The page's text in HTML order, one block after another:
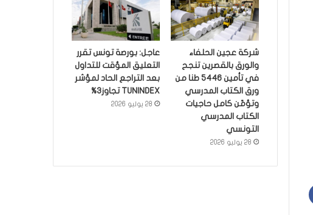
شركة عجين الحلفاء
والورق بالقصرين تنجح
في تأمين 5446 طنا من
ورق الكتاب المدرسي
وتؤمّن كامل حاجيات
الكتاب المدرسي
التونسي
28 يوليو 2026
عاجل: بورصة تونس تقرر
التعليق المؤقت للتداول
بعد التراجع الحاد لمؤشر
TUNINDEX تجاوز3%
28 يوليو 2026